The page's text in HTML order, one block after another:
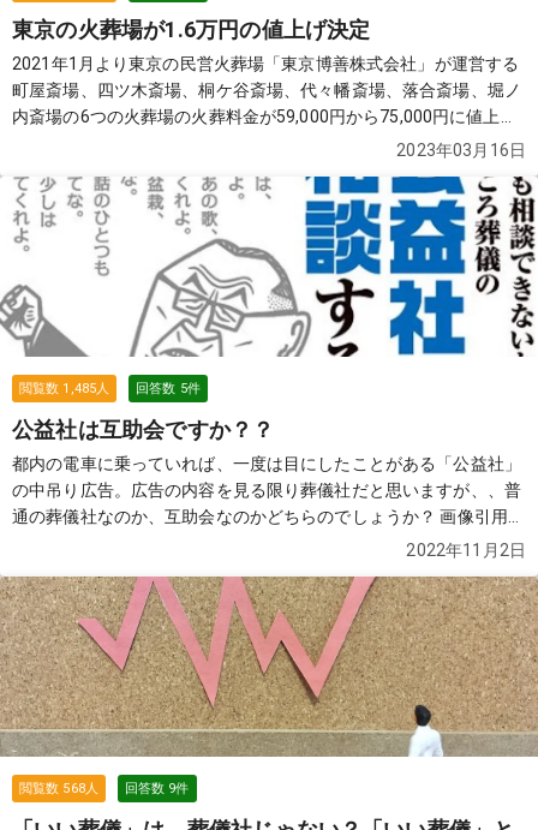
東京の火葬場が1.6万円の値上げ決定
2021年1月より東京の民営火葬場「東京博善株式会社」が運営する
町屋斎場、四ツ木斎場、桐ケ谷斎場、代々幡斎場、落合斎場、堀ノ
内斎場の6つの火葬場の火葬料金が59,000円から75,000円に値上げ
2023年03月16日
閲覧数 1,485人 回答数 5件
公益社は互助会ですか？？
都内の電車に乗っていれば、一度は目にしたことがある「公益社」
の中吊り広告。広告の内容を見る限り葬儀社だと思いますが、、普
通の葬儀社なのか、互助会なのかどちらのでしょうか？ 画像引用
続きを見る2022年11月2日
閲覧数 568人 回答数 9件